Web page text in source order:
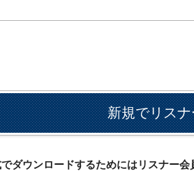
新規でリス
ダウンロードするためにはリスナー会